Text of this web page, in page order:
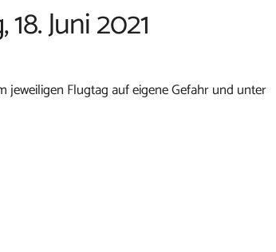
Juni 2021
jeweiligen Flugtag auf eigene Gefahr und unter